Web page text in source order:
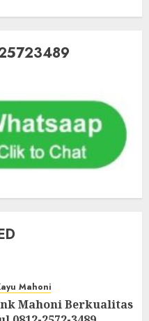
Mahoni
Mahoni Berkualitas